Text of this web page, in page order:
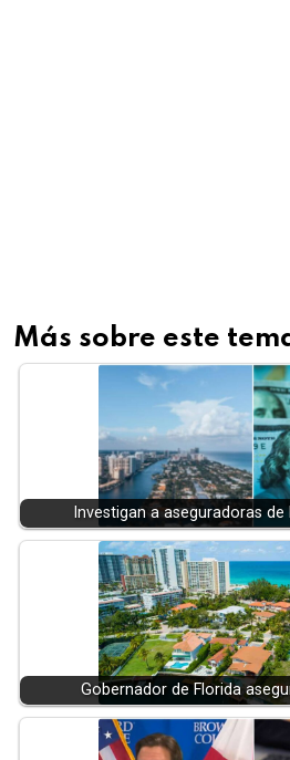
Más sobre este
Investigan a aseguradoras
Gobernador de Florida